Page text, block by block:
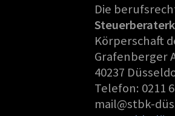
Die
Körperschaft
Grafenberger
40237
Telefon: 0211
mail@stbk-